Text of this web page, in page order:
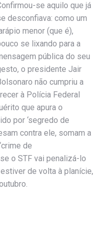
se aquilo que já
desconfiava: como um
menor (que é),
se lixando para a
pública do seu
o presidente Jair
não cumpriu a
à Polícia Federal
que apura o
por ‘segredo de
contra ele, somam a
de
o STF vai penalizá-lo
de volta à planície,